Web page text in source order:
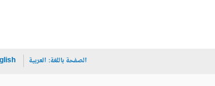
الصفحة باللغة: العربية